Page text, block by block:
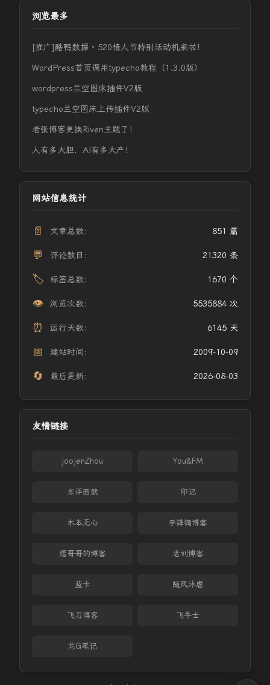
浏览最多
[推广]酷鸭数据 · 520情人节特别活动机来啦！
WordPress首页调用typecho教程（1.3.0版）
wordpress兰空图床插件V2版
typecho兰空图床上传插件V2版
老张博客更换Riven主题了！
人有多大胆，AI有多大产！
网站信息统计
📄 文章总数： 851 篇
💬 评论数目： 21320 条
🏷️ 标签总数： 1670 个
👁️ 浏览次数： 5535884 次
⏰ 运行天数： 6145 天
📅 建站时间： 2009-10-09
🔄 最后更新： 2026-08-03
友情链接
joojenZhou You&FM
东评西就 印记
木本无心 李锋镝博客
缙哥哥的博客 老刘博客
蓝卡 随风沐虐
飞刀博客 飞牛士
龙G笔记